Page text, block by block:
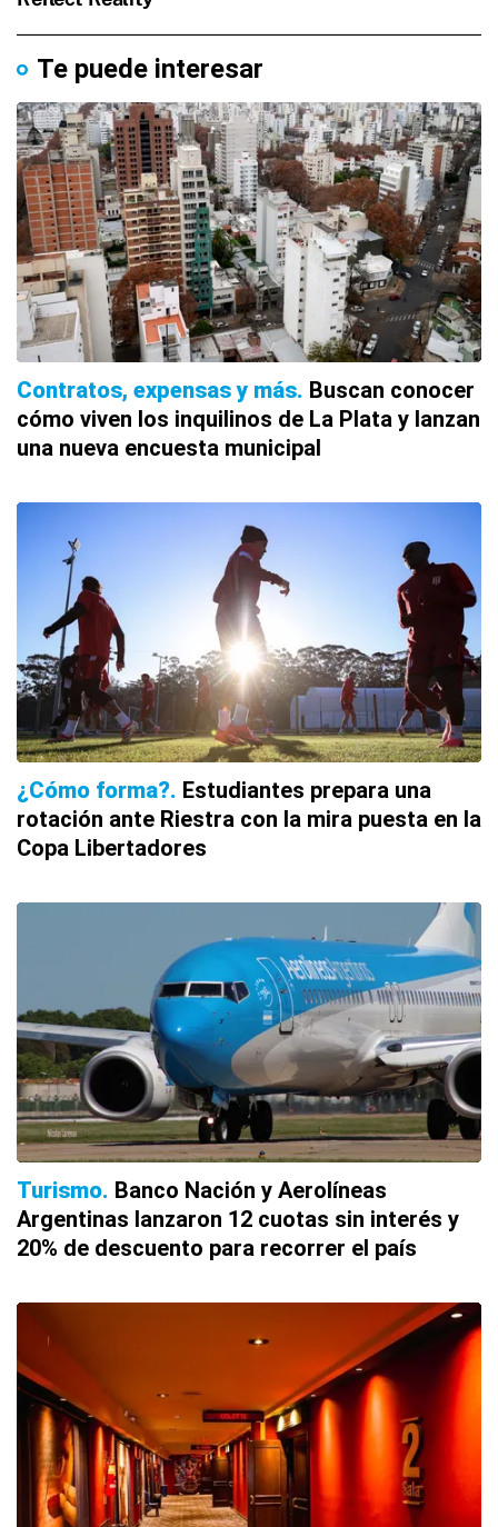
Te puede interesar
Contratos, expensas y más Buscan conocer
cómo viven los inquilinos de La Plata y lanzan
una nueva encuesta municipal
¿Cómo forma? Estudiantes prepara una
rotación ante Riestra con la mira puesta en la
Copa Libertadores
Turismo Banco Nación y Aerolíneas
Argentinas lanzaron 12 cuotas sin interés y
20% de descuento para recorrer el país